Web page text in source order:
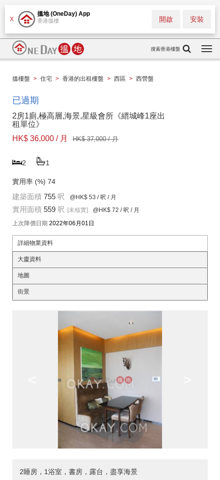
X
搵地 (OneDay) App
香港搵樓 安裝
開啟
搜索香港樓盤
搵樓盤 > 住宅 > 香港的出租樓盤 > 西區 > 西營盤
已過期
2房1廁,極高層,海景,星級會所《縉城峰1座出
租單位》
HK$ 36,000 / 月
HK$ 37,000 / 月
2 1
實用率 (%) 74
建築面積 755 呎 @HK$ 53 / 呎 / 月
實用面積 559 呎 [未核實] @HK$ 72 / 呎 / 月
上次降價日期 2022年06月01日
詳細物業資料
大廈資料
地圖
街景
2睡房，1浴室，書房，露台，盡享海景